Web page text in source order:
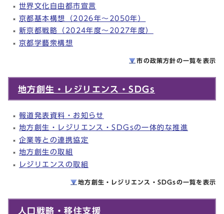
世界文化自由都市宣言
京都基本構想（2026年～2050年）
新京都戦略（2024年度～2027年度）
京都学藝衆構想
市の政策方針の一覧を 表示
地方創生・レジリエンス・SDGs
報道発表資料・お知らせ
地方創生・レジリエンス・SDGsの一体的な推進
企業等との連携協定
地方創生の取組
レジリエンスの取組
地方創生・レジリエンス・SDGsの一覧を 表示
人口戦略・移住支援